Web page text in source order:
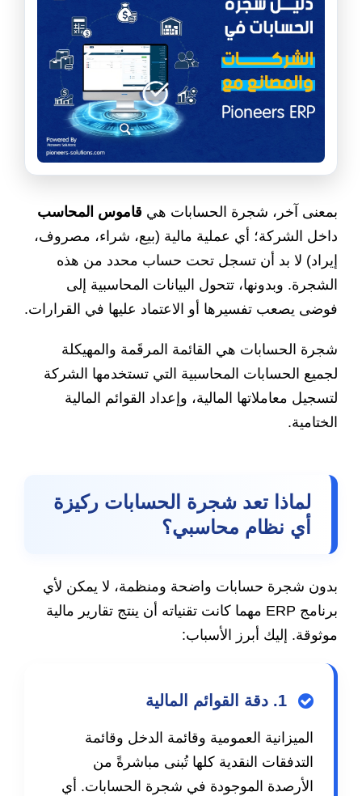
بمعنى آخر، شجرة الحسابات هي قاموس المحاسب
داخل الشركة؛ أي عملية مالية (بيع، شراء، مصروف،
إيراد) لا بد أن تسجل تحت حساب محدد من هذه
الشجرة. وبدونها، تتحول البيانات المحاسبية إلى
فوضى يصعب تفسيرها أو الاعتماد عليها في القرارات.
شجرة الحسابات هي القائمة المرقَمة والمهيكلة
لجميع الحسابات المحاسبية التي تستخدمها الشركة
لتسجيل معاملاتها المالية، وإعداد القوائم المالية
الختامية.
لماذا تعد شجرة الحسابات ركيزة
أي نظام محاسبي؟
بدون شجرة حسابات واضحة ومنظمة، لا يمكن لأي
برنامج ERP مهما كانت تقنياته أن ينتج تقارير مالية
موثوقة. إليك أبرز الأسباب:
1. دقة القوائم المالية
الميزانية العمومية وقائمة الدخل وقائمة
التدفقات النقدية كلها تُبنى مباشرةً من
الأرصدة الموجودة في شجرة الحسابات. أي